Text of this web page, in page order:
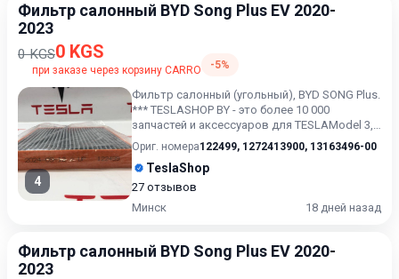
Фильтр салонный BYD Song Plus EV 2020-
2023
0 KGS0 KGS
при заказе через корзину CARRO -5%
4
Фильтр салонный (угольный), BYD SONG Plus.
*** TESLASHOP BY - это более 10 000
запчастей и аксессуаров для TESLAModel 3,
Model X, Model S, M...
Ориг. номера122499, 1272413900, 13163496-00
TeslaShop
27 отзывов
Минск
18 дней назад
Фильтр салонный BYD Song Plus EV 2020-
2023